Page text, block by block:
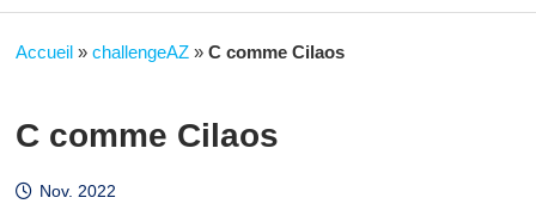
Accueil» challengeAZ» C comme Cilaos
C comme Cilaos
Nov. 2022